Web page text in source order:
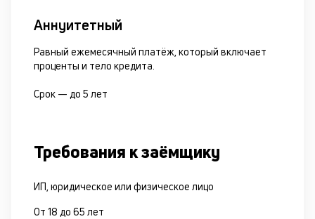
Аннуитетный
Равный ежемесячный платёж, который включает
проценты и тело кредита.
Срок — до 5 лет
Требования к заёмщику
ИП, юридическое или физическое лицо
От 18 до 65 лет